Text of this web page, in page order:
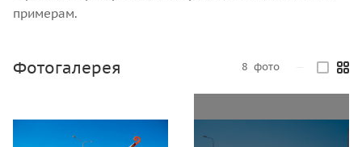
примерам.
Фотогалерея 8 фото